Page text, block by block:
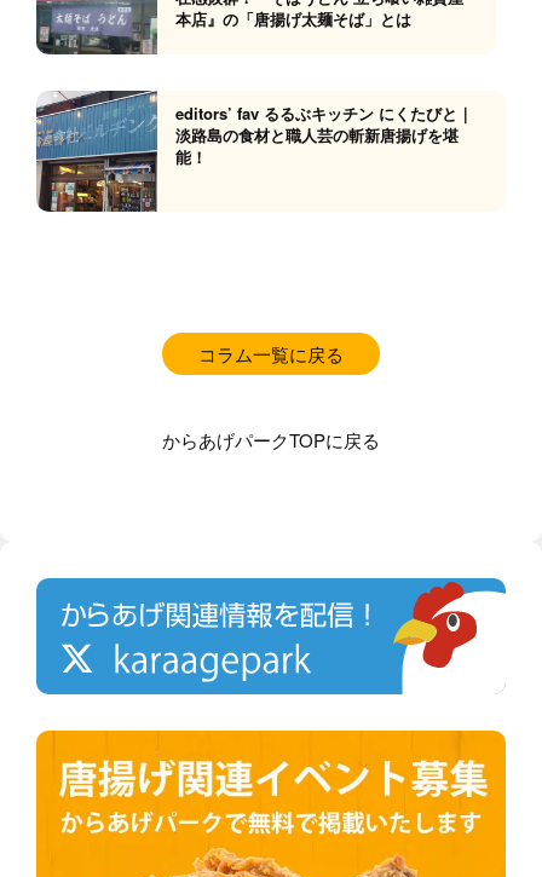
本店』の「唐揚げ太麺そば」とは
editors’ fav るるぶキッチン にくたびと｜
淡路島の食材と職人芸の斬新唐揚げを堪
能！
コラム一覧に戻る
からあげパークTOPに戻る